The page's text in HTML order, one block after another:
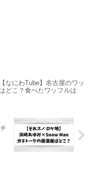
なにわTube】名古屋のワッ
どこ？食べたワッフルは